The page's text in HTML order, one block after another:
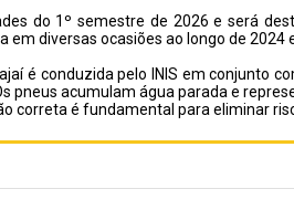
do 1º semestre de 2026 e será
em diversas ocasiões ao longo de
é conduzida pelo INIS em conjunto
pneus acumulam água parada e
correta é fundamental para eliminar